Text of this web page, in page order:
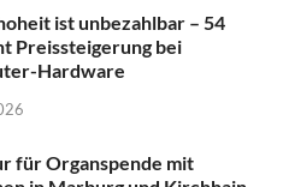
ist unbezahlbar – 54
Preissteigerung bei
Hardware
für Organspende mit